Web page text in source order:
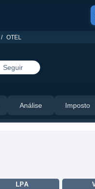
OTEL
Seguir
Análise Imposto
LPA